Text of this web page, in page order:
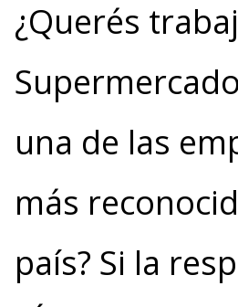
¿Querés
una de las
más
país? Si la